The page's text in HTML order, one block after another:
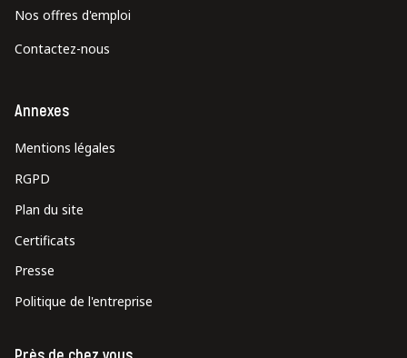
Nos offres d'emploi
Contactez-nous
Annexes
Mentions légales
RGPD
Plan du site
Certificats
Presse
Politique de l'entreprise
Près de chez vous